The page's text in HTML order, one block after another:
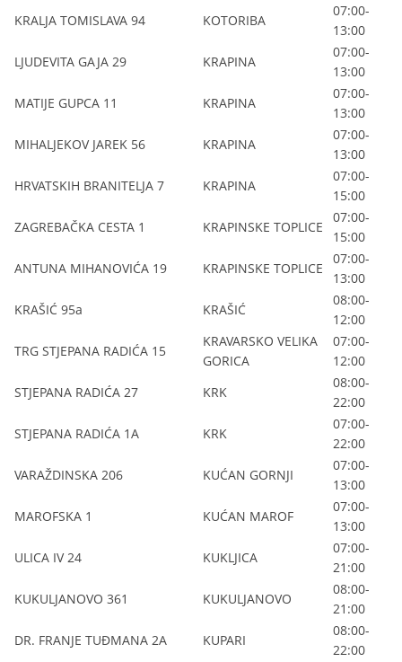
KRALJA TOMISLAVA 94 KOTORIBA
07:00-
13:00
LJUDEVITA GAJA 29
KRAPINA
07:00-
13:00
MATIJE GUPCA 11
KRAPINA
07:00-
13:00
MIHALJEKOV JAREK 56
KRAPINA
07:00-
13:00
HRVATSKIH BRANITELJA 7
KRAPINA
07:00-
15:00
ZAGREBAČKA CESTA 1
KRAPINSKE TOPLICE
07:00-
15:00
ANTUNA MIHANOVIĆA 19
KRAPINSKE TOPLICE
07:00-
13:00
KRAŠIĆ 95a
KRAŠIĆ
08:00-
12:00
TRG STJEPANA RADIĆA 15
KRAVARSKO VELIKA
GORICA
07:00-
12:00
STJEPANA RADIĆA 27
KRK
08:00-
22:00
STJEPANA RADIĆA 1A
KRK
07:00-
22:00
VARAŽDINSKA 206
KUĆAN GORNJI
07:00-
13:00
MAROFSKA 1
KUĆAN MAROF
07:00-
13:00
ULICA IV 24
KUKLJICA
07:00-
21:00
KUKULJANOVO 361
KUKULJANOVO
08:00-
21:00
DR. FRANJE TUĐMANA 2A
KUPARI
08:00-
22:00